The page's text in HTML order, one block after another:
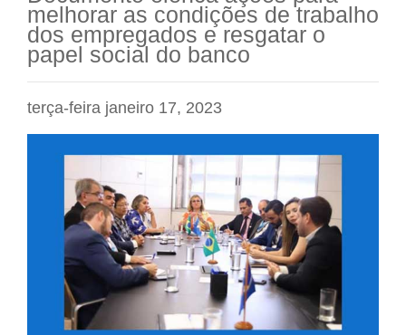
melhorar as condições de trabalho
dos empregados e resgatar o
papel social do banco
terça-feira janeiro 17, 2023